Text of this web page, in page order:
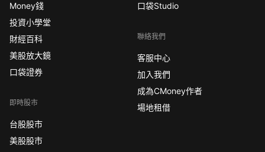
Money錢
投資小學堂
財經百科
美股放大鏡
口袋證券
即時股市
台股股市
美股股市
口袋Studio
聯絡我們
客服中心
加入我們
成為CMoney作者
場地租借